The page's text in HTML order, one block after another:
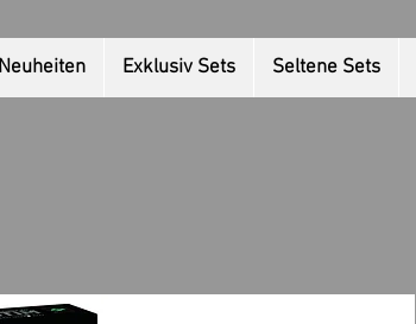
Neuheiten Exklusiv Sets Seltene Sets